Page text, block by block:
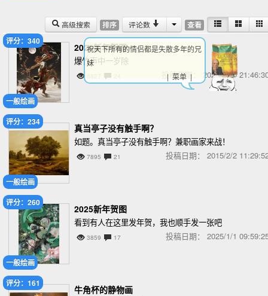
高级搜索 排序 评论数 查看
一般绘画
评分：340
2026新年贺图
爆竹声中一岁除
投稿日期： 2026/2/16
一般绘画
评分：234
真当亭子没有触手啊？
如题。真当亭子没有触手啊？兼职画家来战！
7895 21 投稿日期： 2015/2/2
一般绘画
评分：260
2025新年贺图
看到有人在这里发年贺，我也顺手发一张吧
3859 17 投稿日期： 2025/1/1
评分：161
牛角杯的静物画
祝天下所有的情侣都是失散多年的兄
妹
| 菜单 |